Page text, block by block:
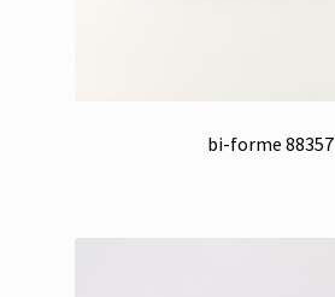
bi-forme 88357